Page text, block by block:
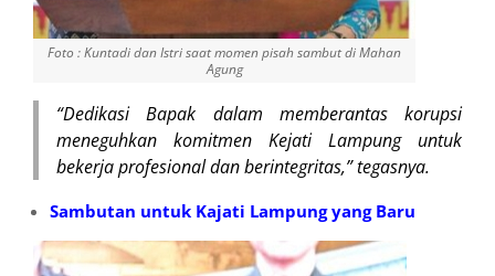
Foto : Kuntadi dan Istri saat momen pisah sambut di Mahan
Agung
“Dedikasi Bapak dalam memberantas korupsi
meneguhkan komitmen Kejati Lampung untuk
bekerja profesional dan berintegritas,” tegasnya.
Sambutan untuk Kajati Lampung yang Baru